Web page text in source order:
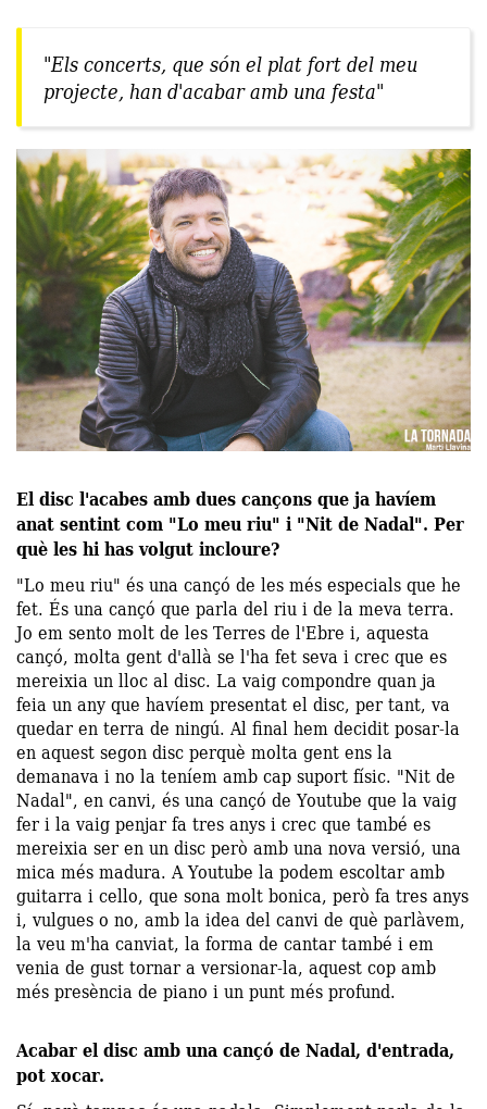
"Els concerts, que són el plat fort del meu
projecte, han d'acabar amb una festa"
El disc l'acabes amb dues cançons que ja havíem
anat sentint com "Lo meu riu" i "Nit de Nadal". Per
què les hi has volgut incloure?
"Lo meu riu" és una cançó de les més especials que he
fet. És una cançó que parla del riu i de la meva terra.
Jo em sento molt de les Terres de l'Ebre i, aquesta
cançó, molta gent d'allà se l'ha fet seva i crec que es
mereixia un lloc al disc. La vaig compondre quan ja
feia un any que havíem presentat el disc, per tant, va
quedar en terra de ningú. Al final hem decidit posar-la
en aquest segon disc perquè molta gent ens la
demanava i no la teníem amb cap suport físic. "Nit de
Nadal", en canvi, és una cançó de Youtube que la vaig
fer i la vaig penjar fa tres anys i crec que també es
mereixia ser en un disc però amb una nova versió, una
mica més madura. A Youtube la podem escoltar amb
guitarra i cello, que sona molt bonica, però fa tres anys
i, vulgues o no, amb la idea del canvi de què parlàvem,
la veu m'ha canviat, la forma de cantar també i em
venia de gust tornar a versionar-la, aquest cop amb
més presència de piano i un punt més profund.
Acabar el disc amb una cançó de Nadal, d'entrada,
pot xocar.